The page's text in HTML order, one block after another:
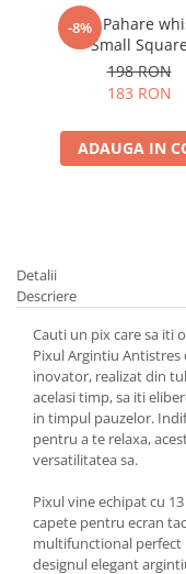
-8%
Set 6 Pahare
Small
198 RON
183 RON
ADAUGA IN
Detalii
Descriere
Cauti un pix care sa iti
Pixul Argintiu Antistres
inovator, realizat din
acelasi timp, sa iti
in timpul pauzelor.
pentru a te relaxa,
versatilitatea sa.
Pixul vine echipat cu
capete pentru ecran
multifunctional perfect
designul elegant